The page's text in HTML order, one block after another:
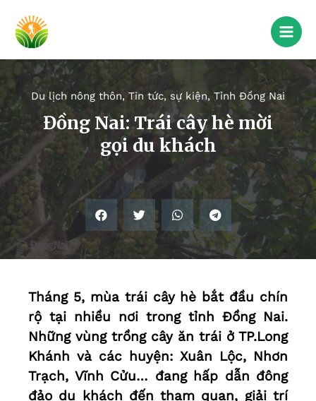
Du lịch nông thôn,Tin tức, sự kiện, Tỉnh Đồng Nai
Đồng Nai: Trái cây hè mời
gọi du khách
Tháng 5, mùa trái cây hè bắt đầu chín
rộ tại nhiều nơi trong tỉnh Đồng Nai.
Những vùng trồng cây ăn trái ở TP.Long
Khánh và các huyện: Xuân Lộc, Nhơn
Trạch, Vĩnh Cửu… đang hấp dẫn đông
đảo du khách đến tham quan, giải trí